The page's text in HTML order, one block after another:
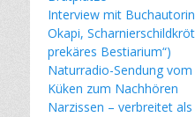
Interview mit
Okapi,
prekäres Bestiarium“)
Naturradio-Sendung
Küken zum Nachhören
Narzissen – verbreitet